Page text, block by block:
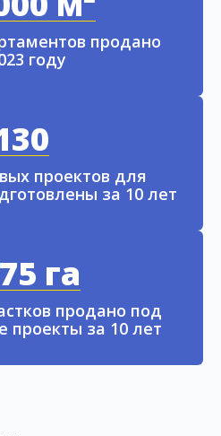
продано
году
проектов для
за 10 лет
га
продано под
проекты за 10 лет